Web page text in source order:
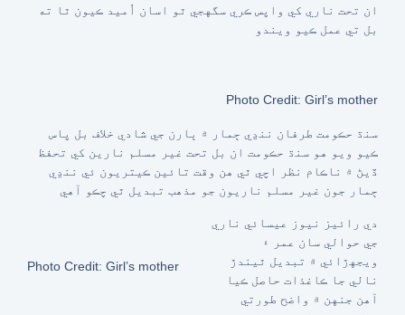
ان تحت ناري کي واپس ڪري سگهجي ٿو اسان اُميد ڪيون ٿا ته
بل تي عمل ڪيو ويندو
Photo Credit: Girl’s mother
سنڌ حڪومت طرفان ننڍي ڄمار ۾ ٻارن جي شادي خلاف بل پاس
ڪيو ويو هو سنڌ حڪومت ان بل تحت غير مسلم نارين کي تحفظ
ڏيڻ ۾ ناڪام نظر اچي ٿي هن وقت تائين ڪيتريون ئي ننڍي
ڄمار جون غير مسلم ناريون جو مذهب تبديل ٿي چڪو آهي
Photo Credit: Girl’s mother
دي رائيز نيوز عيسائي ناري
جي حوالي سان عمر ۽
ويجهڙائي ۾ تبديل ٿيندڙ
نالي جا ڪاغذات حاصل ڪيا
آهن جنهن ۾ واضح طورتي